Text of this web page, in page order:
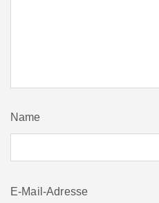
Name
E-Mail-Adresse